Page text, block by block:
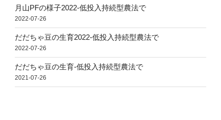
月山PFの様子2022-低投入持続型農法で
2022-07-26
だだちゃ豆の生育2022-低投入持続型農法で
2022-07-26
だだちゃ豆の生育-低投入持続型農法で
2021-07-26